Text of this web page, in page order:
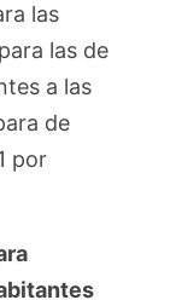
las
las de
a las
de
por